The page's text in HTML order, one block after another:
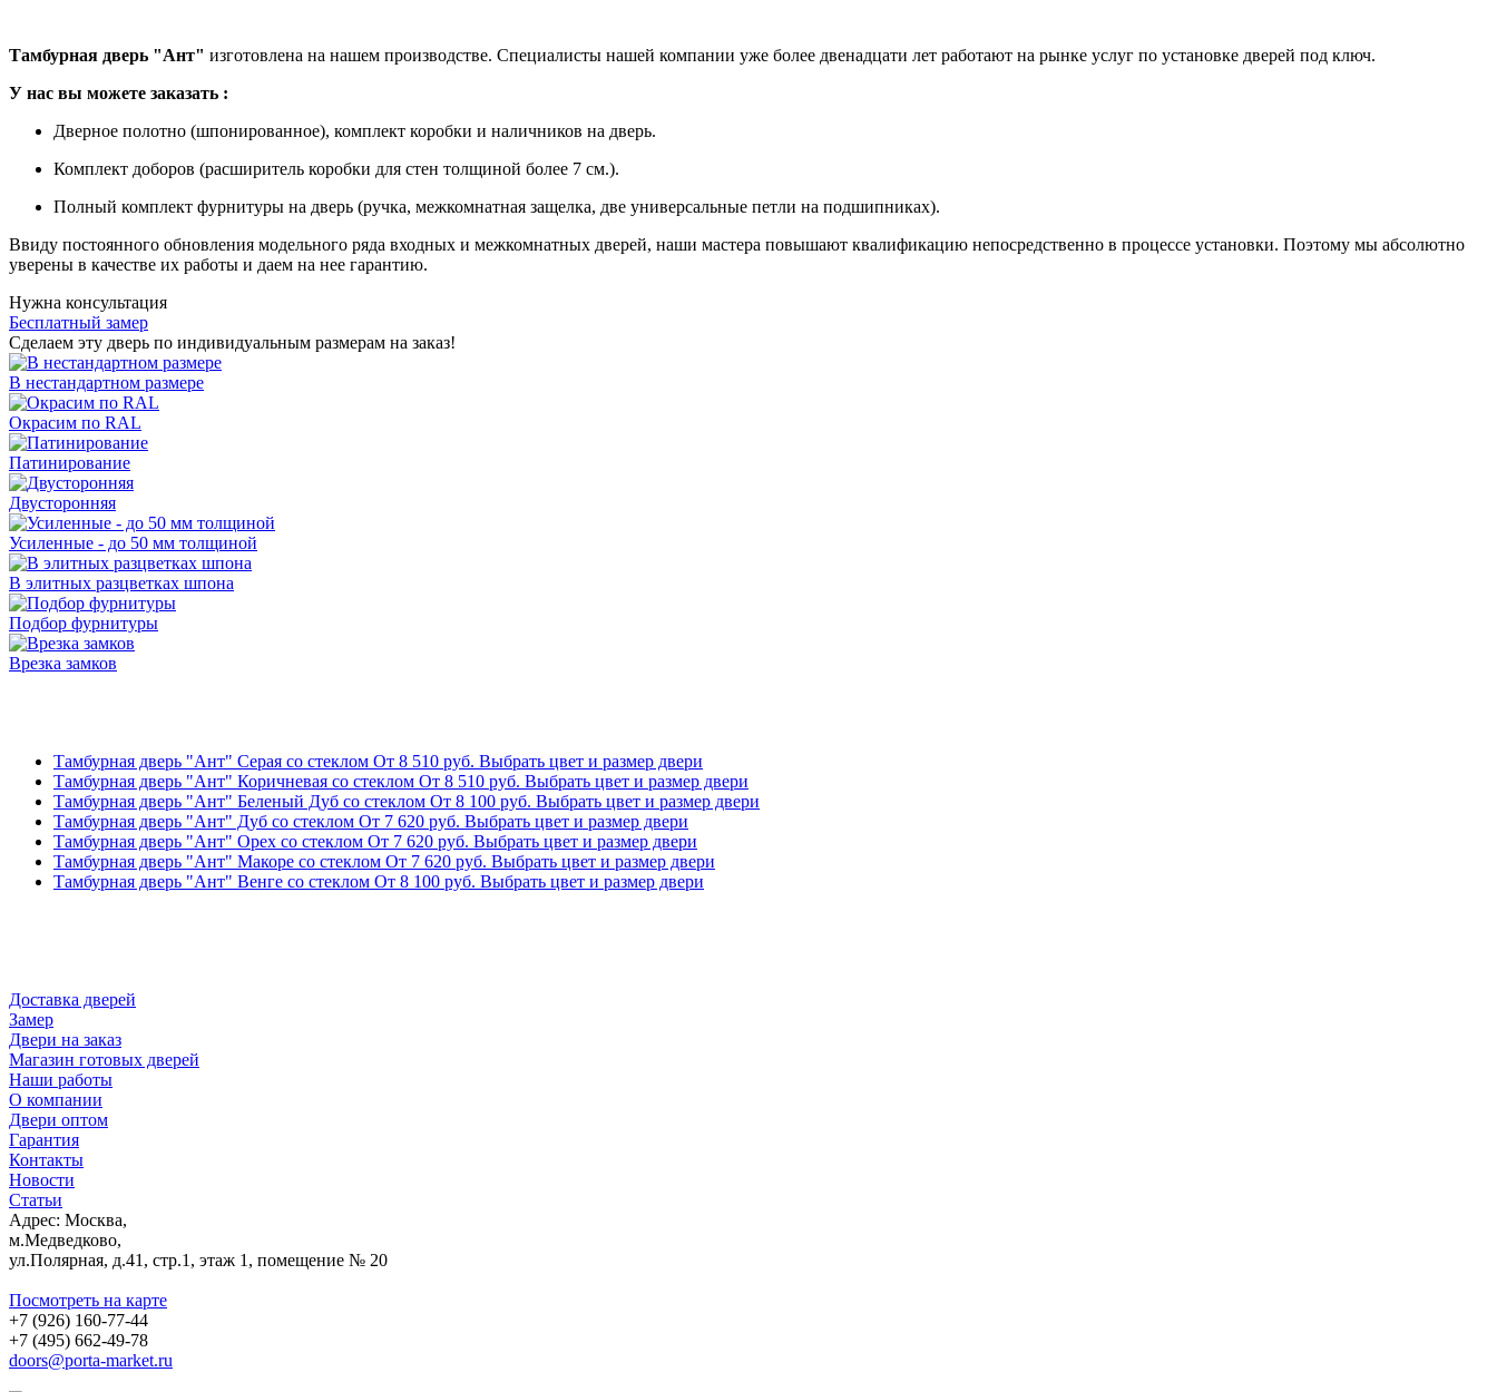
Тамбурная дверь "Ант" изготовлена на нашем производстве. Специалисты нашей компании уже более двенадцати лет работают на рынке услуг по установке дверей под ключ.
У нас вы можете заказать :
Дверное полотно (шпонированное), комплект коробки и наличников на дверь.
Комплект доборов (расширитель коробки для стен толщиной более 7 см.).
Полный комплект фурнитуры на дверь (ручка, межкомнатная защелка, две универсальные петли на подшипниках).
Ввиду постоянного обновления модельного ряда входных и межкомнатных дверей, наши мастера повышают квалификацию непосредственно в процессе установки. Поэтому мы абсолютно
уверены в качестве их работы и даем на нее гарантию.
Нужна консультация
Бесплатный замер
Сделаем эту дверь по индивидуальным размерам на заказ!
В нестандартном размере
Окрасим по RAL
Патинирование
Двусторонняя
Усиленные - до 50 мм толщиной
В элитных разцветках шпона
Подбор фурнитуры
Врезка замков
Тамбурная дверь "Ант" Серая со стеклом От 8 510 руб. Выбрать цвет и размер двери
Тамбурная дверь "Ант" Коричневая со стеклом От 8 510 руб. Выбрать цвет и размер двери
Тамбурная дверь "Ант" Беленый Дуб со стеклом От 8 100 руб. Выбрать цвет и размер двери
Тамбурная дверь "Ант" Дуб со стеклом От 7 620 руб. Выбрать цвет и размер двери
Тамбурная дверь "Ант" Орех со стеклом От 7 620 руб. Выбрать цвет и размер двери
Тамбурная дверь "Ант" Макоре со стеклом От 7 620 руб. Выбрать цвет и размер двери
Тамбурная дверь "Ант" Венге со стеклом От 8 100 руб. Выбрать цвет и размер двери
Доставка дверей
Замер
Двери на заказ
Магазин готовых дверей
Наши работы
О компании
Двери оптом
Гарантия
Контакты
Новости
Статьи
Адрес: Москва,
м.Медведково,
ул.Полярная, д.41, стр.1, этаж 1, помещение № 20
Посмотреть на карте
+7 (926) 160-77-44
+7 (495) 662-49-78
doors@porta-market.ru